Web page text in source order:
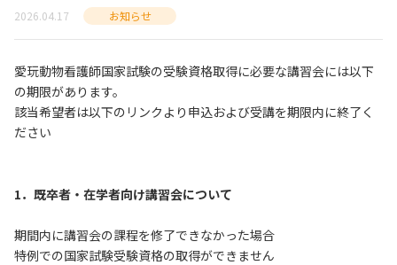
2026.04.17 お知らせ
愛玩動物看護師国家試験の受験資格取得に必要な講習会には以下
の期限があります。
該当希望者は以下のリンクより申込および受講を期限内に終了く
ださい
1．既卒者・在学者向け講習会について
期間内に講習会の課程を修了できなかった場合
特例での国家試験受験資格の取得ができません